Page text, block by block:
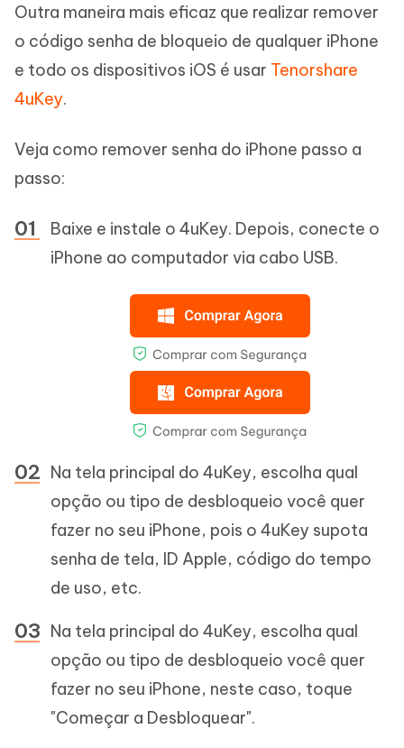
Outra maneira mais eficaz que realizar remover
o código senha de bloqueio de qualquer iPhone
e todo os dispositivos iOS é usar Tenorshare
4uKey.
Veja como remover senha do iPhone passo a
passo:
Baixe e instale o 4uKey. Depois, conecte o
iPhone ao computador via cabo USB.
Na tela principal do 4uKey, escolha qual
opção ou tipo de desbloqueio você quer
fazer no seu iPhone, pois o 4uKey supota
senha de tela, ID Apple, código do tempo
de uso, etc.
Na tela principal do 4uKey, escolha qual
opção ou tipo de desbloqueio você quer
fazer no seu iPhone, neste caso, toque
"Começar a Desbloquear".